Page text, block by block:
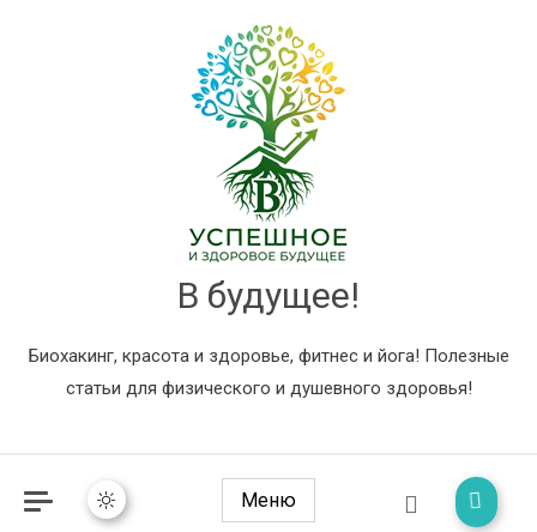
В будущее!
Биохакинг, красота и здоровье, фитнес и йога! Полезные
статьи для физического и душевного здоровья!
Меню